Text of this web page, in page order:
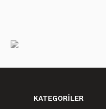
KATEGORİLER